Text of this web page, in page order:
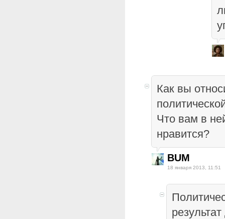
Как вы
Что вам в
нравится?
BUM
18 января 2013, 11:51